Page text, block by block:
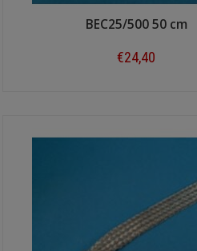
BEC25/500 50 cm
€24,40